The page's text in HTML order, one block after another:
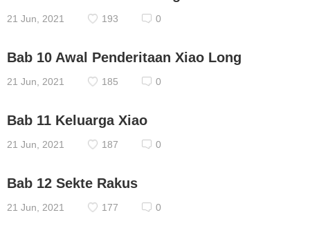
21 Jun, 2021 193 0
Bab 10 Awal Penderitaan Xiao Long
21 Jun, 2021 185 0
Bab 11 Keluarga Xiao
21 Jun, 2021 187 0
Bab 12 Sekte Rakus
21 Jun, 2021 177 0